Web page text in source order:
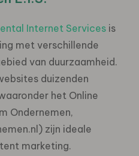
Internet Services is
met verschillende
van duurzaamheid.
duizenden
het Online
Ondernemen,
zijn ideale
marketing.